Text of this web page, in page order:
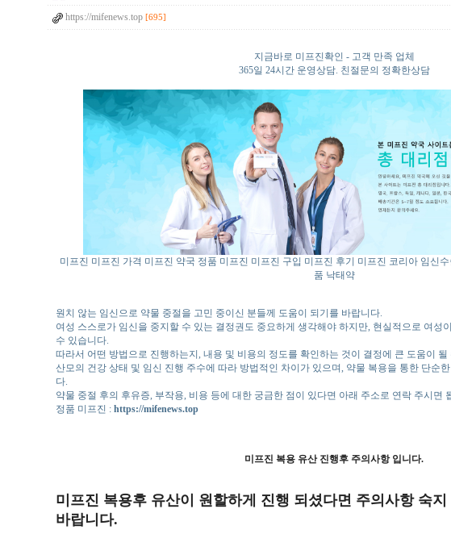
https://mifenews.top [695]
지금바로 미프진확인 - 고객 만족 업체
365일 24시간 운영상담. 친절문의 정확한상담
미프진 미프진 가격 미프진 약국 정품 미프진 미프진 구입 미프진 후기 미프진 코리아 임신수
품 낙태약
원치 않는 임신으로 약물 중절을 고민 중이신 분들께 도움이 되기를 바랍니다.
여성 스스로가 임신을 중지할 수 있는 결정권도 중요하게 생각해야 하지만, 현실적으로 여성
수 있습니다.
따라서 어떤 방법으로 진행하는지, 내용 및 비용의 정도를 확인하는 것이 결정에 큰 도움이 될
산모의 건강 상태 및 임신 진행 주수에 따라 방법적인 차이가 있으며, 약물 복용을 통한 단순
다.
약물 중절 후의 후유증, 부작용, 비용 등에 대한 궁금한 점이 있다면 아래 주소로 연락 주시면
정품 미프진 : https://mifenews.top
미프진 복용 유산 진행후 주의사항 입니다.
미프진 복용후 유산이 원할하게 진행 되셨다면 주의사항 숙
바랍니다.